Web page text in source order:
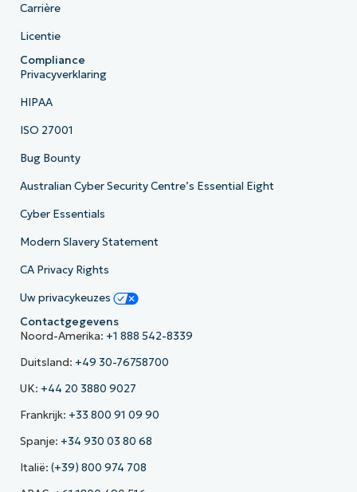
Carrière
Licentie
Compliance
Privacyverklaring
HIPAA
ISO 27001
Bug Bounty
Australian Cyber Security Centre’s Essential Eight
Cyber Essentials
Modern Slavery Statement
CA Privacy Rights
Uw privacykeuzes
Contactgegevens
Noord-Amerika: +1 888 542-8339
Duitsland: +49 30-76758700
UK: +44 20 3880 9027
Frankrijk: +33 800 91 09 90
Spanje: +34 930 03 80 68
Italië: (+39) 800 974 708